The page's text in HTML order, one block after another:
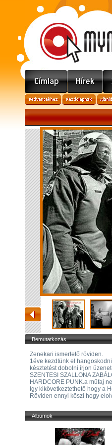
Bemutatkozás
Zenekari ismertető röviden.
1éve kezdtünk el
késztetést dobolni írjon
SZENTESI SZALLONA
HARDCORE PUNK.a műfaj
Igy kikövetkeztethető hogy a
Röviden ennyi köszi hogy
Albumok